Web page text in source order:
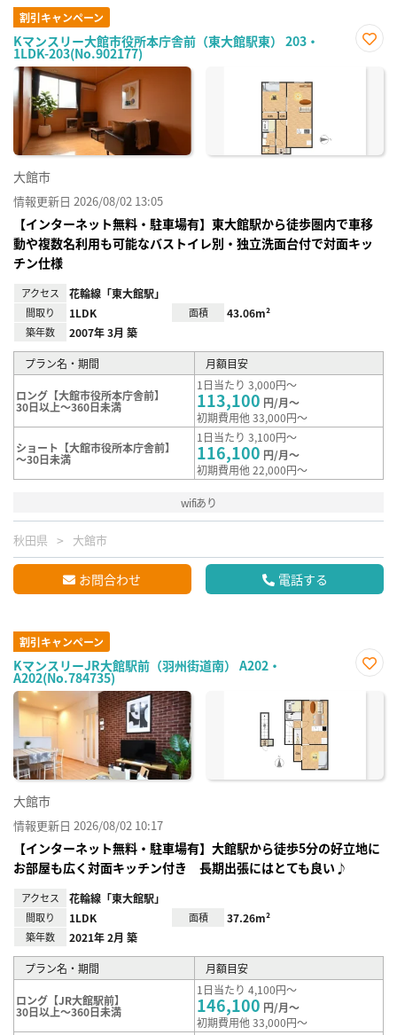
割引キャンペーン
Kマンスリー大館市役所本庁舎前（東大館駅東） 203・
1LDK-203(No.902177)
に入
大館市
情報更新日 2026/08/02 13:05
【インターネット無料・駐車場有】東大館駅から徒歩圏内で車移
動や複数名利用も可能なバストイレ別・独立洗面台付で対面キッ
チン仕様
アクセス 花輪線「東大館駅」
間取り 1LDK 面積 43.06m²
築年数 2007年 3月 築
プラン名・期間 月額目安
ロング【大館市役所本庁舎前】
30日以上～360日未満
1日当たり 3,000円～
113,100 円/月～
初期費用他 33,000円～
ショート【大館市役所本庁舎前】
～30日未満
1日当たり 3,100円～
116,100 円/月～
初期費用他 22,000円～
wifiあり
秋田県 大館市
お問合わせ 電話する
割引キャンペーン
KマンスリーJR大館駅前（羽州街道南） A202・
A202(No.784735)
に入
大館市
情報更新日 2026/08/02 10:17
【インターネット無料・駐車場有】大館駅から徒歩5分の好立地に
お部屋も広く対面キッチン付き 長期出張にはとても良い♪
アクセス 花輪線「東大館駅」
間取り 1LDK 面積 37.26m²
築年数 2021年 2月 築
プラン名・期間 月額目安
ロング【JR大館駅前】
30日以上～360日未満
1日当たり 4,100円～
146,100 円/月～
初期費用他 33,000円～